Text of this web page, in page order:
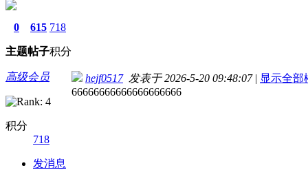
0
主题
615
帖子
718
积分
高级会员
积分
718
发消息
hejf0517发表于 2026-5-20 09:48:07 | 显示全部
66666666666666666666